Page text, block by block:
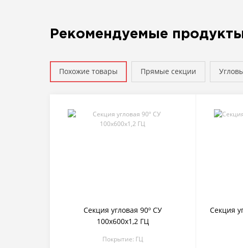
Рекомендуемые
Похожие товары Прямые секции
Секция угловая 90º СУ
100х600х1,2 ГЦ
Покрытие: ГЦ
Секция